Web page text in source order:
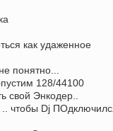
как удаженное
понятно...
128/44100
свой Энкодер..
.. чтобы Dj